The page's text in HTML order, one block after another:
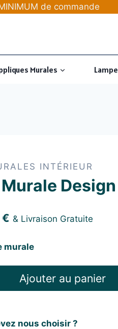
de commande
Murales
INTÉRIEUR
€Le
actuel
est :
54,98 €.
& Livraison Gratuite
murale
Ajouter au panier
nous choisir ?